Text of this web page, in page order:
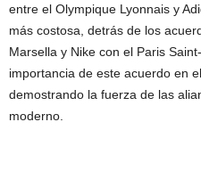
entre el Olympique Lyonnais y
más costosa, detrás de los
Marsella y Nike con el Paris
importancia de este acuerdo en
demostrando la fuerza de las
moderno.